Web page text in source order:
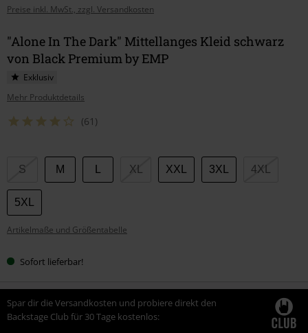
Preise inkl. MwSt., zzgl. Versandkosten
"Alone In The Dark" Mittellanges Kleid schwarz
von Black Premium by EMP
Exklusiv
Mehr Produktdetails
(61)
Wähle
Größe
S M XL XXL 3XL 4XL
5XL
Artikelmaße und Größentabelle
Sofort lieferbar!
Spar dir die Versandkosten und probiere direkt den
Backstage Club für 30 Tage kostenlos: